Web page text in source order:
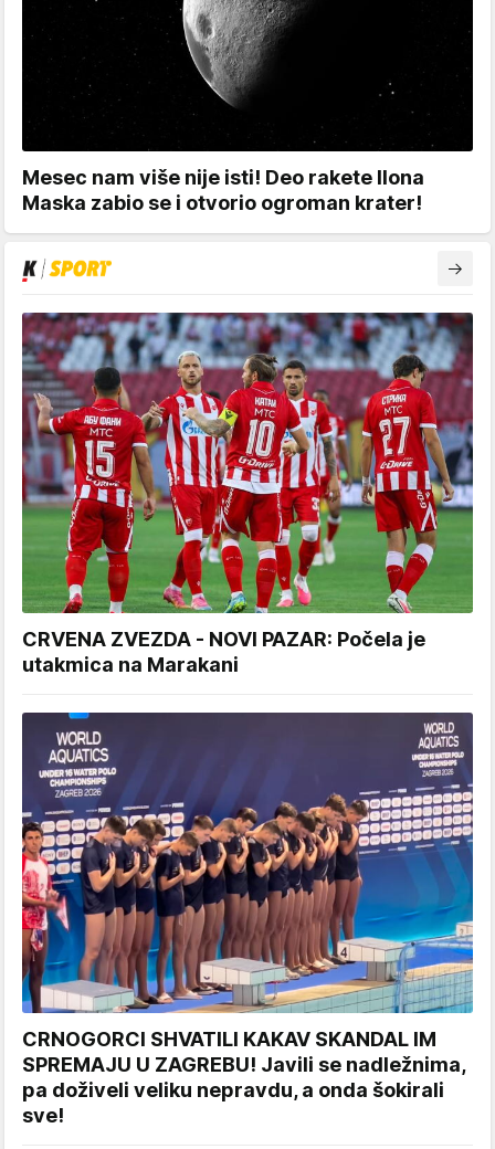
Mesec nam više nije isti! Deo rakete Ilona
Maska zabio se i otvorio ogroman krater!
CRVENA ZVEZDA - NOVI PAZAR: Počela je
utakmica na Marakani
CRNOGORCI SHVATILI KAKAV SKANDAL IM
SPREMAJU U ZAGREBU! Javili se nadležnima,
pa doživeli veliku nepravdu, a onda šokirali
sve!